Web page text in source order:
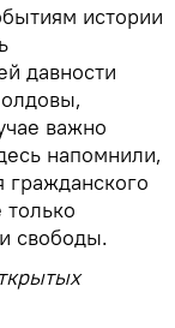
истории
давности
важно
напомнили,
гражданского
свободы.